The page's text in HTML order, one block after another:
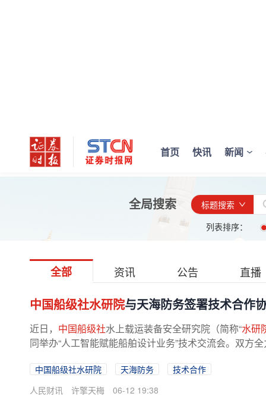
首页 快讯 新闻
全局搜索
标题搜索
列表排序：
全部 资讯 公告 直播
中国船级社水研院与天海防务签署技术合作
近日， 中国船级社水上载运装备安全研究院（简称“水研
同举办“人工智能赋能船舶设计业务”技术交流会。双方
中国船级社水研院 天海防务
技术合作
人民财讯
许擎天梅 06-12 19:38